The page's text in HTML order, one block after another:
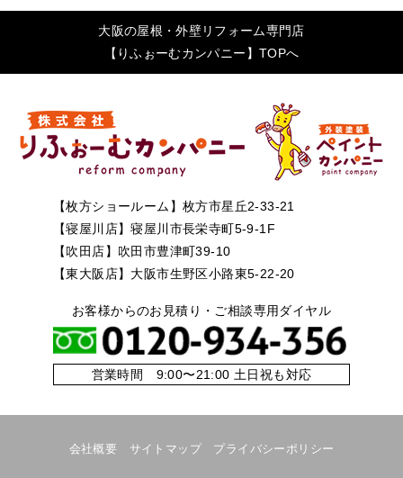
大阪の屋根・外壁リフォーム専門店
【りふぉーむカンパニー】TOPへ
【枚方ショールーム】枚方市星丘2-33-21
【寝屋川店】寝屋川市長栄寺町5-9-1F
【吹田店】吹田市豊津町39-10
【東大阪店】大阪市生野区小路東5-22-20
お客様からのお見積り・ご相談専用ダイヤル
営業時間 9:00〜21:00 土日祝も対応
会社概要 サイトマップ プライバシーポリシー